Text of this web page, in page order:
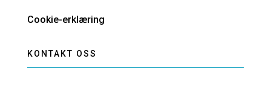
Cookie-erklæring
KONTAKT OSS